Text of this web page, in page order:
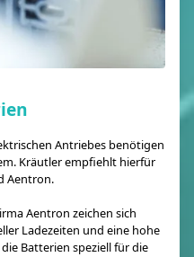
Antriebes benötigen
Kräutler empfiehlt hierfür
Aentron.
Aentron zeichen sich
Ladezeiten und eine hohe
Batterien speziell für die